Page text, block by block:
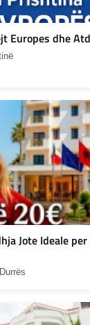
Europes dhe
Jote Ideale